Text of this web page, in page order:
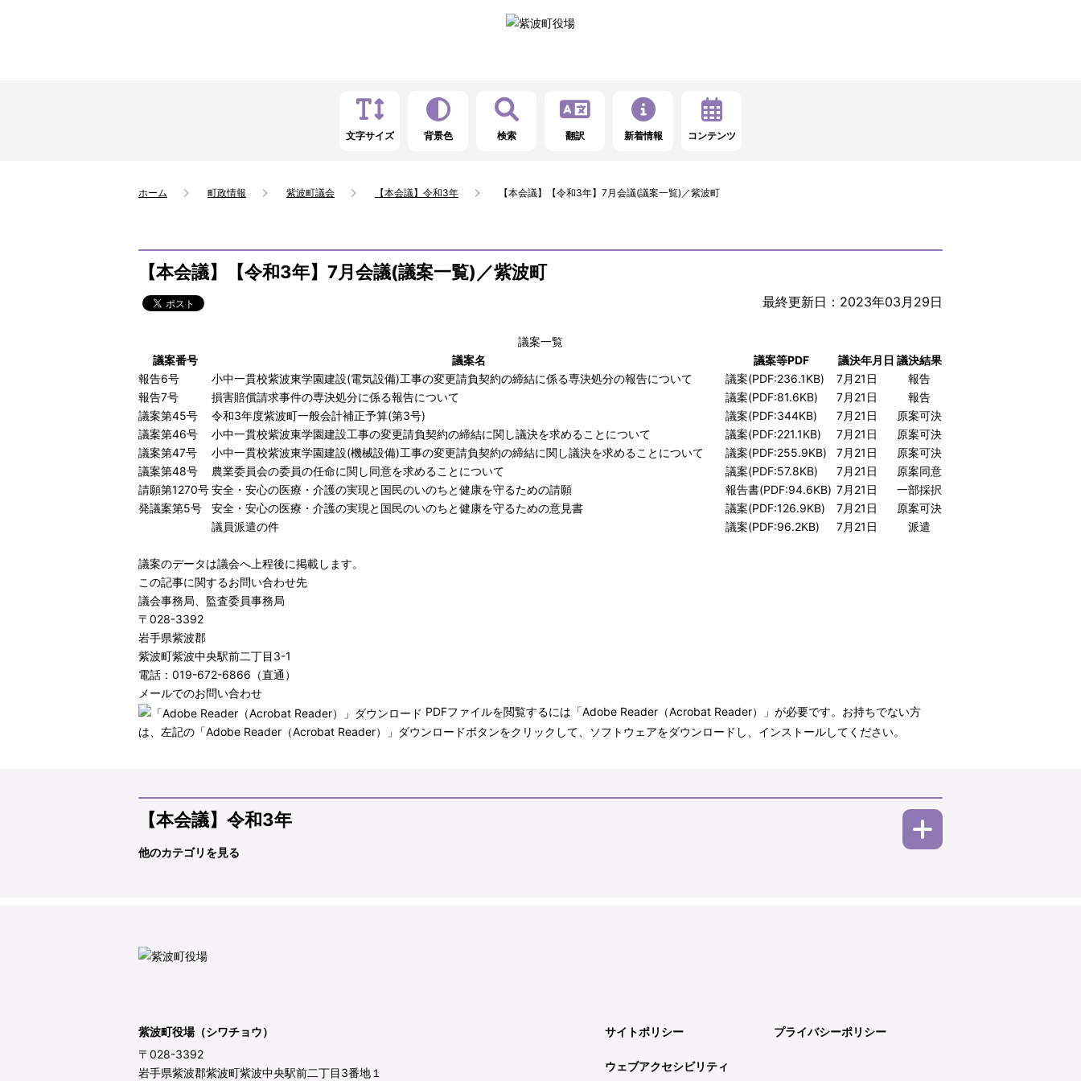
文字サイズ 背景色 検索 翻訳 新着情報 コンテンツ
ホーム 町政情報 紫波町議会 【本会議】令和3年 【本会議】【令和3年】7月会議(議案一覧)／紫波町
【本会議】【令和3年】7月会議(議案一覧)／紫波町
最終更新日：2023年03月29日
議案一覧
議案番号
議案名 議案等PDF 議決年月日 議決結果
報告6号
小中一貫校紫波東学園建設(電気設備)工事の変更請負契約の締結に係る専決処分の報告について 議案(PDF:236.1KB) 7月21日
報告
報告7号
損害賠償請求事件の専決処分に係る報告について 議案(PDF:81.6KB) 7月21日
報告
議案第45号
令和3年度紫波町一般会計補正予算(第3号) 議案(PDF:344KB) 7月21日
原案可決
議案第46号
小中一貫校紫波東学園建設工事の変更請負契約の締結に関し議決を求めることについて 議案(PDF:221.1KB) 7月21日
原案可決
議案第47号
小中一貫校紫波東学園建設(機械設備)工事の変更請負契約の締結に関し議決を求めることについて 議案(PDF:255.9KB) 7月21日
原案可決
議案第48号
農業委員会の委員の任命に関し同意を求めることについて 議案(PDF:57.8KB) 7月21日
原案同意
請願第1270号安全・安心の医療・介護の実現と国民のいのちと健康を守るための請願 報告書(PDF:94.6KB) 7月21日
一部採択
発議案第5号
安全・安心の医療・介護の実現と国民のいのちと健康を守るための意見書 議案(PDF:126.9KB) 7月21日
原案可決
議員派遣の件
議案(PDF:96.2KB) 7月21日 派遣
議案のデータは議会へ上程後に掲載します。
この記事に関するお問い合わせ先
議会事務局、監査委員事務局
〒028-3392
岩手県紫波郡
紫波町紫波中央駅前二丁目3-1
電話：019-672-6866（直通）
メールでのお問い合わせ
PDFファイルを閲覧するには「Adobe Reader（Acrobat Reader）」が必要です。お持ちでない方
は、左記の「Adobe Reader（Acrobat Reader）」ダウンロードボタンをクリックして、ソフトウェアをダウンロードし、インストールしてください。
【本会議】令和3年
他のカテゴリを見る
紫波町役場（シワチョウ）
〒028-3392
岩手県紫波郡紫波町紫波中央駅前二丁目3番地１
サイトポリシー プライバシーポリシー
ウェブアクセシビリティ